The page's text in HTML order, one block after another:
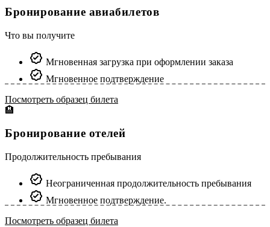
Бронирование авиабилетов
Что вы получите
Мгновенная загрузка при оформлении заказа
Мгновенное подтверждение
Посмотреть образец билета
🏨
Бронирование отелей
Продолжительность пребывания
Неограниченная продолжительность пребывания
Мгновенное подтверждение.
Посмотреть образец билета